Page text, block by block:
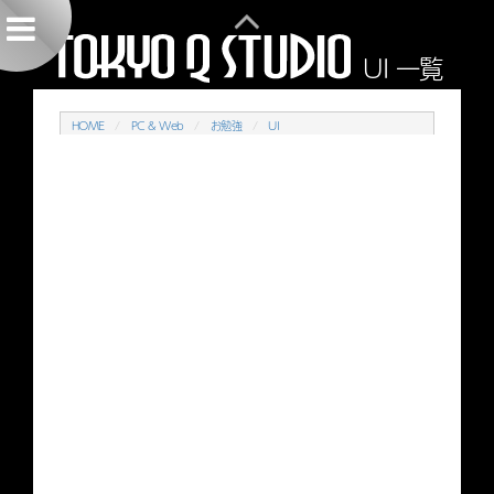
UI 一覧
HOME PC & Web お勉強 UI